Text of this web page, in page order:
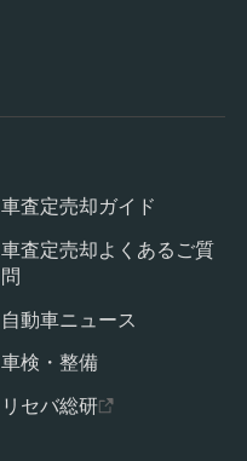
車査定売却ガイド
車査定売却よくあるご質
問
自動車ニュース
車検・整備
リセバ総研